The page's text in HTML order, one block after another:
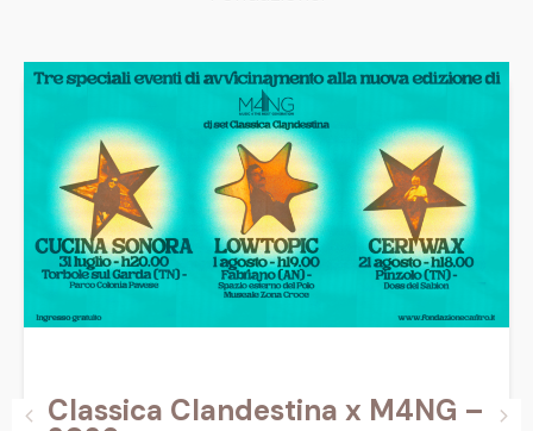
Classica Clandestina x M4NG –